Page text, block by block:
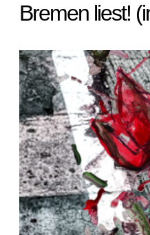
Bremen liest!